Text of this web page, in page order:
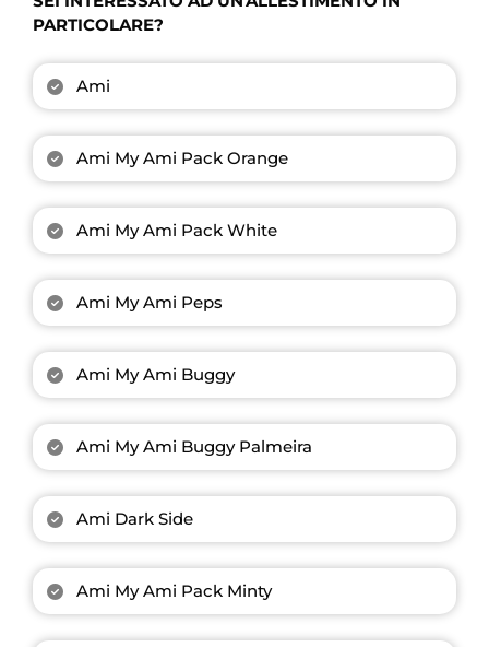
PARTICOLARE?
Ami
Ami My Ami Pack Orange
Ami My Ami Pack White
Ami My Ami Peps
Ami My Ami Buggy
Ami My Ami Buggy Palmeira
Ami Dark Side
Ami My Ami Pack Minty